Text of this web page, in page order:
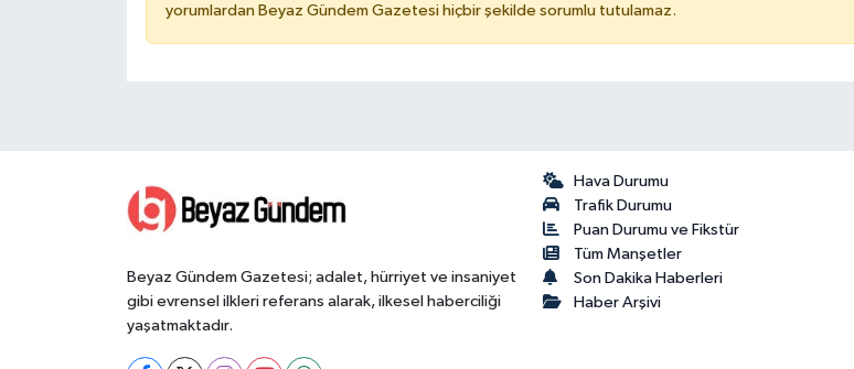
yorumlardan Beyaz Gündem Gazetesi hiçbir şekilde sorumlu tutulamaz.
Beyaz Gündem Gazetesi; adalet, hürriyet ve insaniyet
gibi evrensel ilkleri referans alarak, ilkesel haberciliği
yaşatmaktadır.
Hava Durumu
Trafik Durumu
Puan Durumu ve Fikstür
Tüm Manşetler
Son Dakika Haberleri
Haber Arşivi